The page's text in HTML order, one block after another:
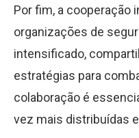
Por fim, a cooperação
organizações de
intensificado,
estratégias para
colaboração é
vez mais distribuídas